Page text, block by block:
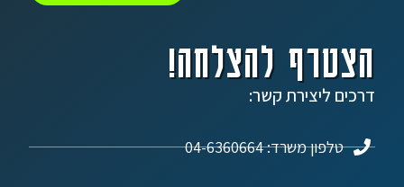
הצטרף להצלחה!
דרכים ליצירת קשר:
טלפון משרד: 04-6360664